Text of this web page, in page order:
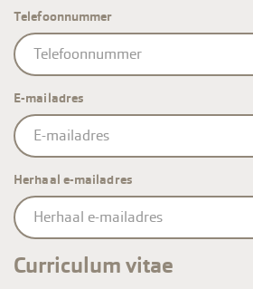
Telefoonnummer
E-
mailadres
E-mailadres
Herhaal e-mailadres
Curriculum vitae